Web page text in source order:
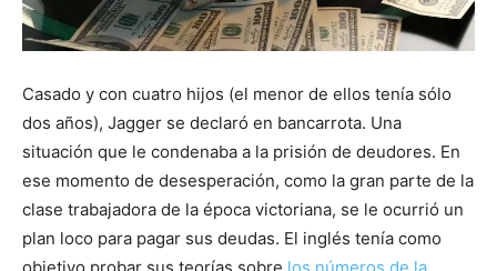
Casado y con cuatro hijos (el menor de ellos tenía sólo
dos años), Jagger se declaró en bancarrota. Una
situación que le condenaba a la prisión de deudores. En
ese momento de desesperación, como la gran parte de la
clase trabajadora de la época victoriana, se le ocurrió un
plan loco para pagar sus deudas. El inglés tenía como